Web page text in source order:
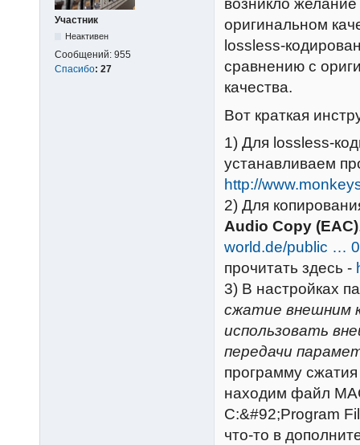
Участник
Неактивен
Сообщений: 955
Спасибо: 27
возникло
оригинальном
lossless-
сравнению с
качества.
Вот краткая
1) Для lossless-
устанавливаем
http://
2) Для
Audio Copy (EAC)
world.de/public …
прочитать здесь -
3) В настройках
сжатие внешним
использовать
передачи
программу
находим файл
C:&#92;Program
что-то в